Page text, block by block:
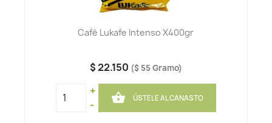
Café Lukafe Intenso X400gr
$ 22.150 ($ 55 Gramo)
+
-
 ÚSTELE AL CANASTO